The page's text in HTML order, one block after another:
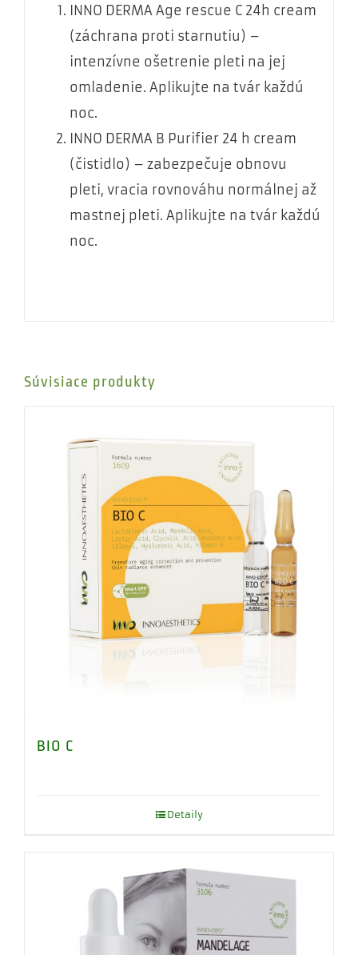
INNO DERMA Age rescue C 24h cream
(záchrana proti starnutiu) –
intenzívne ošetrenie pleti na jej
omladenie. Aplikujte na tvár každú
noc.
INNO DERMA B Purifier 24 h cream
(čistidlo) – zabezpečuje obnovu
pleti, vracia rovnováhu normálnej až
mastnej pleti. Aplikujte na tvár každú
noc.
Súvisiace produkty
BIO C
Detaily